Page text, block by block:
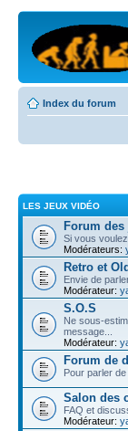
Index du forum
LES JEUX VIDÉO
Forum des
Si vous
Modérateurs:
Retro et
Envie de
Modérateur:
S.O.S
Ne sous-
message...
Modérateur:
Forum de
Pour parler
Salon des
FAQ et
Modérateur: